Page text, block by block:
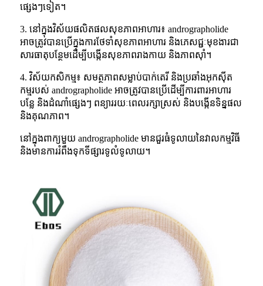
ផ្សេងៗទៀត។
3. នៅក្នុងវិស័យផលិតផលសុខភាពអាហារ៖ andrographolide
អាចត្រូវបានប្រើក្នុងការថែទាំសុខភាពអាហារ និងភេសជ្ជៈមុខងារជា
សារធាតុបន្ថែមដើម្បីបង្កើនសុខភាពរាងកាយ និងភាពស៊ាំ។
4. វិស័យកសិកម្ម៖ សមត្ថភាពសម្លាប់បាក់តេរី និងប្រឆាំងអុកស៊ីត
កម្មរបស់ andrographolide អាចត្រូវបានប្រើដើម្បីការពារអាហារ
បន្លែ និងដំណាំផ្សេងៗ ពន្យាររយៈពេលរក្សាស្រស់ និងបង្កើនទិន្នផល
និងគុណភាព។
នៅក្នុងពាក្យមួយ andrographolide មានជួរធំទូលាយនៃវាលកម្មវិធី
និងមានការរំពឹងទុកទីផ្សារទូលំទូលាយ។